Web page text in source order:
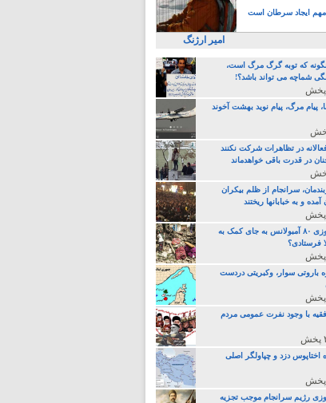
ایجاد سرطان است
امیر ارژنگ
که توبه گرگ مرگ است،
شماچه می تواند باشد؟!
پیام مرگ، پیام نوید بهشت آخوند
در تظاهرات شرکت نکنند
در قدرت باقی خواهدماند
سرانجام از ظلم بیکران
و به خبابانها ریختند
خامنه ای، به چه مجوزی ۸۰ آمبولانس به جای کمک به
فرستادی؟
باروتی سوار، وکبریتی دردست
با وجود نفرت عمومی مردم
اختاپوس دزد و چپاولگر اصلی
رژیم سرانجام موجب تجزیه